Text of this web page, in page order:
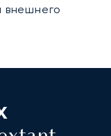
внешнего